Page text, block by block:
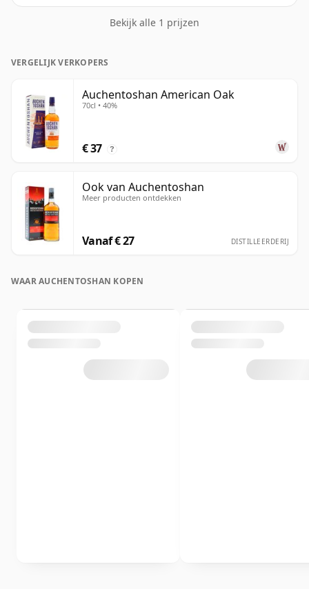
Bekijk alle 1 prijzen
VERGELIJK VERKOPERS
Auchentoshan American Oak
70cl • 40%
€ 37 ?
Ook van Auchentoshan
Meer producten ontdekken
Vanaf € 27 DISTILLEERDERIJ
WAAR AUCHENTOSHAN KOPEN